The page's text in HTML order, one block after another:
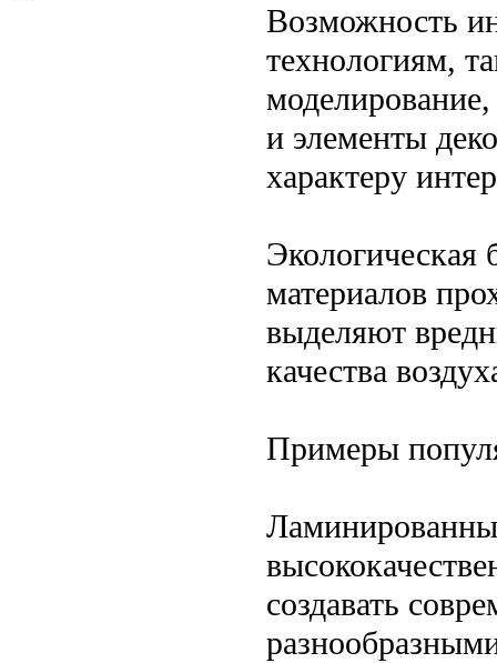
Возможность
технологиям,
и элементы
характеру
Экологическая
материалов
выделяют
качества
Примеры
создавать